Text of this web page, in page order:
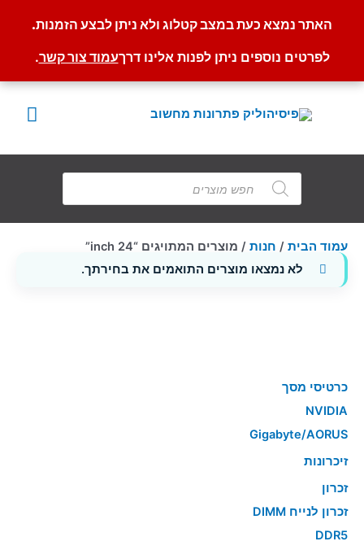
האתר נמצא כעת במצב קטלוג ולא ניתן לבצע הזמנות.
לפרטים נוספים ניתן לפנות אלינו דרךעמוד צור קשר.
דילוג
Products
search
כרטיסי מסך
NVIDIA
Gigabyte/AORUS
זיכרונות
זכרון
זכרון לנייח DIMM
DDR5
עמוד הבית / חנות / מוצרים המתויגים “24 inch”
לא נמצאו מוצרים התואמים את בחירתך.